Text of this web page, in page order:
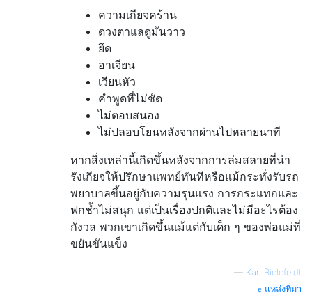
ความเกียจคร้าน
ดวงตาแลดูมันวาว
ยึด
อาเจียน
เวียนหัว
คำพูดที่ไม่ชัด
ไม่ตอบสนอง
ไม่ปลอบโยนหลังจากผ่านไปหลายนาที
หากสิ่งเหล่านี้เกิดขึ้นหลังจากการล่มสลายที่น่า
รังเกียจให้ปรึกษาแพทย์ทันทีหรือแม้กระทั่งรับรถ
พยาบาลขึ้นอยู่กับความรุนแรง การกระแทกและ
ฟกช้ำไม่สนุก แต่เป็นเรื่องปกติและไม่มีอะไรต้อง
กังวล พวกเขาเกิดขึ้นแม้แต่กับเด็ก ๆ ของพ่อแม่ที่
ขยันขันแข็ง
— Karl Bielefeldt
แหล่งที่มา